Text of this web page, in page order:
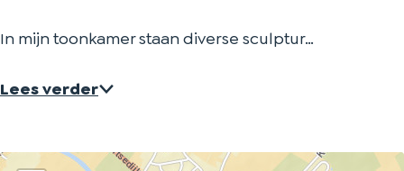
In mijn toonkamer staan diverse sculptur…
Lees verder